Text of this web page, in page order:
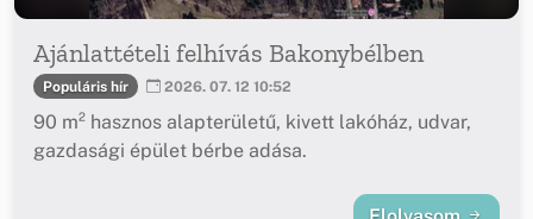
Ajánlattételi felhívás Bakonybélben
Populáris hír 2026. 07. 12 10:52
90 m² hasznos alapterületű, kivett lakóház, udvar,
gazdasági épület bérbe adása.